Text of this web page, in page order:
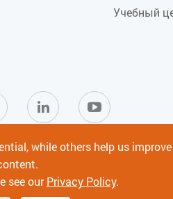
Учебный
|
Кибербезопасность
while others help us
see ourPrivacy Policy.